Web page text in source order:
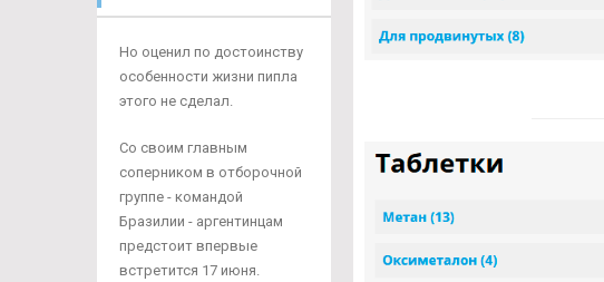
Но оценил по достоинству
особенности жизни пипла
этого не сделал.
Со своим главным
соперником в отборочной
группе - командой
Бразилии - аргентинцам
предстоит впервые
встретится 17 июня.